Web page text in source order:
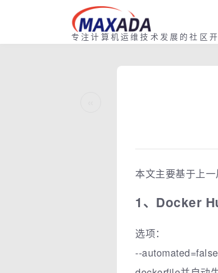
专注计算机运维技术发展的社区
本文主要基于上
1、Docker
选项：
--